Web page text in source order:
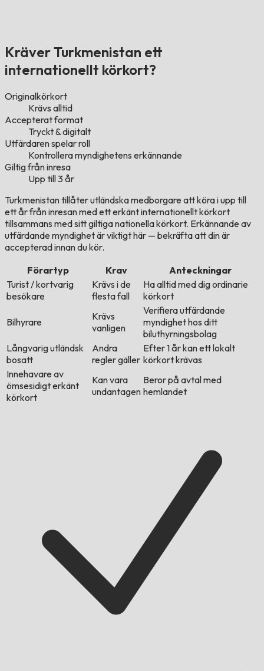
Kräver Turkmenistan ett
internationellt körkort?
Originalkörkort
Krävs alltid
Accepterat format
Tryckt & digitalt
Utfärdaren spelar roll
Kontrollera myndighetens erkännande
Giltig från inresa
Upp till 3 år
Turkmenistan tillåter utländska medborgare att köra i upp till
ett år från inresan med ett erkänt internationellt körkort
tillsammans med sitt giltiga nationella körkort. Erkännande av
utfärdande myndighet är viktigt här — bekräfta att din är
accepterad innan du kör.
Förartyp
Krav
Anteckningar
Turist / kortvarig
besökare
Krävs i de
flesta fall
Ha alltid med dig ordinarie
körkort
Bilhyrare
Krävs
vanligen
Verifiera utfärdande
myndighet hos ditt
biluthyrningsbolag
Långvarig utländsk
bosatt
Andra
regler gäller
Efter 1 år kan ett lokalt
körkort krävas
Innehavare av
ömsesidigt erkänt
körkort
Kan vara
undantagen
Beror på avtal med
hemlandet